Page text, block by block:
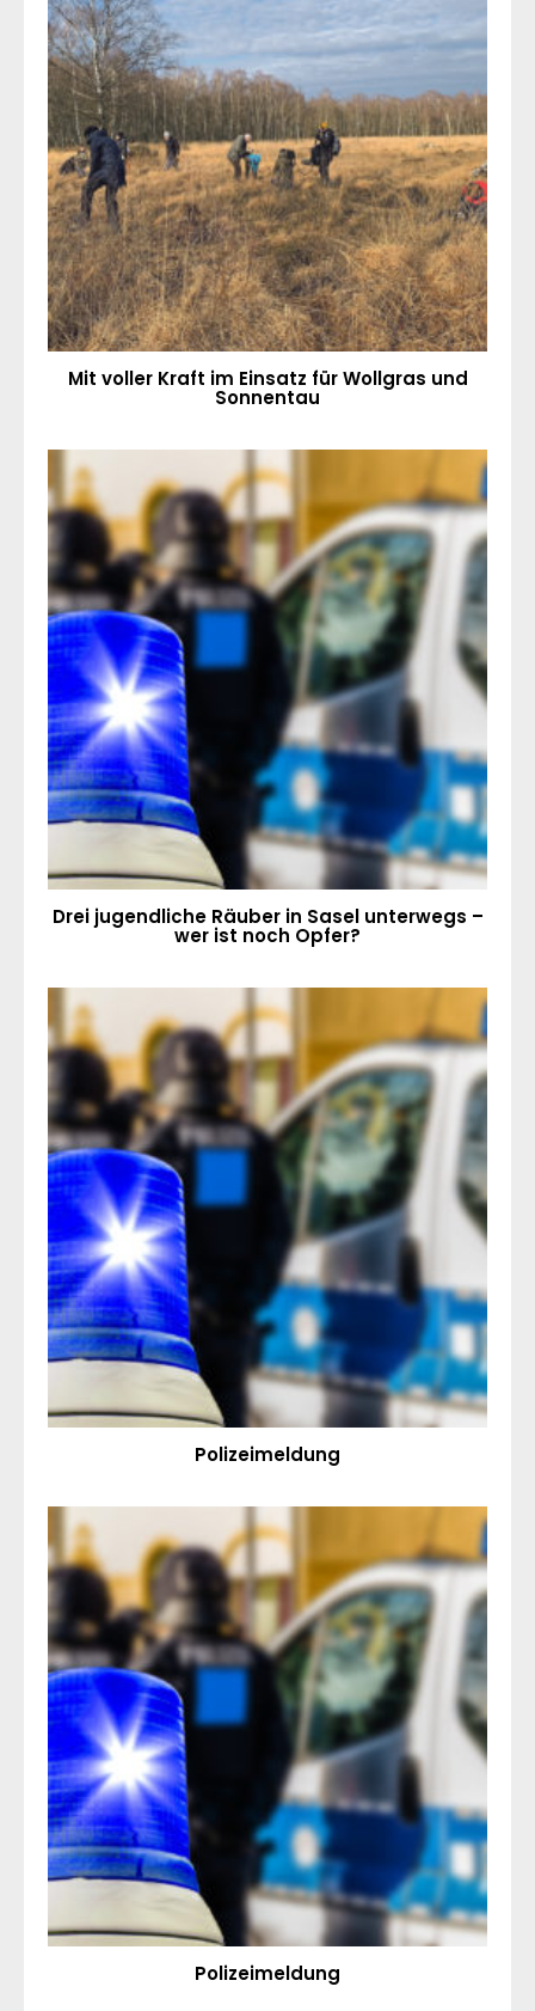
Mit voller Kraft im Einsatz für Wollgras und
Sonnentau
Drei jugendliche Räuber in Sasel unterwegs –
wer ist noch Opfer?
Polizeimeldung
Polizeimeldung